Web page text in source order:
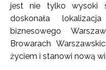
jest nie tylko wysoki
doskonała
biznesowego
Browarach
życiem i stanowi nową